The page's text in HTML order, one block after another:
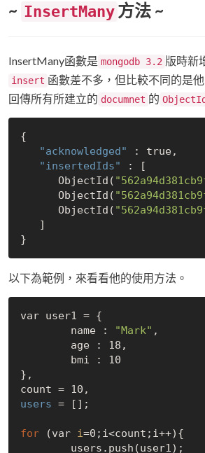
~ InsertMany 方法 ~
InsertMany函數是 mongodb 3.2 版時新
insert 函數差不多，但比較不同的是
回傳所有所建立的 documnet 的 ObjectId
{
"acknowledged" : true,
"insertedIds" : [
      ObjectId(
      ObjectId(
      ObjectId(
以下為範例，來看看他的使用方法。
var user1 = {
	name :
"Mark" ,
},
count = 10,
users = [];
for (var i=0;i<count;i++){